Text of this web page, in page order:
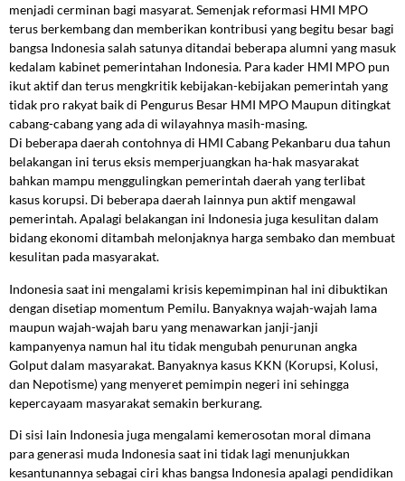
menjadi cerminan bagi masyarat. Semenjak reformasi HMI MPO
terus berkembang dan memberikan kontribusi yang begitu besar bagi
bangsa Indonesia salah satunya ditandai beberapa alumni yang masuk
kedalam kabinet pemerintahan Indonesia. Para kader HMI MPO pun
ikut aktif dan terus mengkritik kebijakan-kebijakan pemerintah yang
tidak pro rakyat baik di Pengurus Besar HMI MPO Maupun ditingkat
cabang-cabang yang ada di wilayahnya masih-masing.
Di beberapa daerah contohnya di HMI Cabang Pekanbaru dua tahun
belakangan ini terus eksis memperjuangkan ha-hak masyarakat
bahkan mampu menggulingkan pemerintah daerah yang terlibat
kasus korupsi. Di beberapa daerah lainnya pun aktif mengawal
pemerintah. Apalagi belakangan ini Indonesia juga kesulitan dalam
bidang ekonomi ditambah melonjaknya harga sembako dan membuat
kesulitan pada masyarakat.
Indonesia saat ini mengalami krisis kepemimpinan hal ini dibuktikan
dengan disetiap momentum Pemilu. Banyaknya wajah-wajah lama
maupun wajah-wajah baru yang menawarkan janji-janji
kampanyenya namun hal itu tidak mengubah penurunan angka
Golput dalam masyarakat. Banyaknya kasus KKN (Korupsi, Kolusi,
dan Nepotisme) yang menyeret pemimpin negeri ini sehingga
kepercayaam masyarakat semakin berkurang.
Di sisi lain Indonesia juga mengalami kemerosotan moral dimana
para generasi muda Indonesia saat ini tidak lagi menunjukkan
kesantunannya sebagai ciri khas bangsa Indonesia apalagi pendidikan